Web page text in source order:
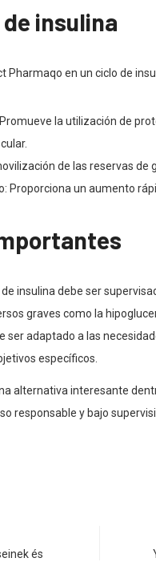
insulina
Pharmaqo en un ciclo de
la utilización de
de las reservas de
Proporciona un aumento
insulina debe ser
graves como la
ser adaptado a las
específicos.
alternativa interesante
responsable y bajo
és